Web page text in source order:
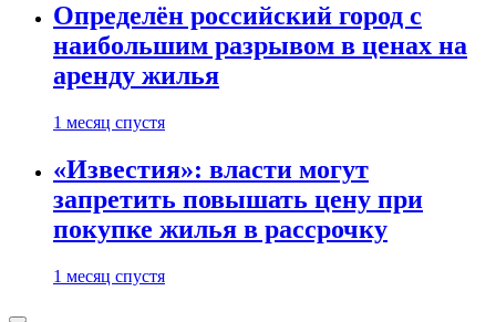
Определён российский город с
наибольшим разрывом в ценах на
аренду жилья
1 месяц спустя
«Известия»: власти могут
запретить повышать цену при
покупке жилья в рассрочку
1 месяц спустя